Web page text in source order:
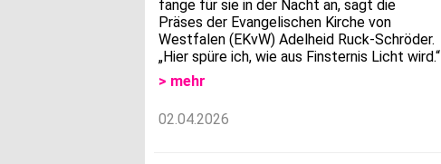
fange für sie in der Nacht an, sagt die
Präses der Evangelischen Kirche von
Westfalen (EKvW) Adelheid Ruck-Schröder.
„Hier spüre ich, wie aus Finsternis Licht wird.“
> mehr
02.04.2026